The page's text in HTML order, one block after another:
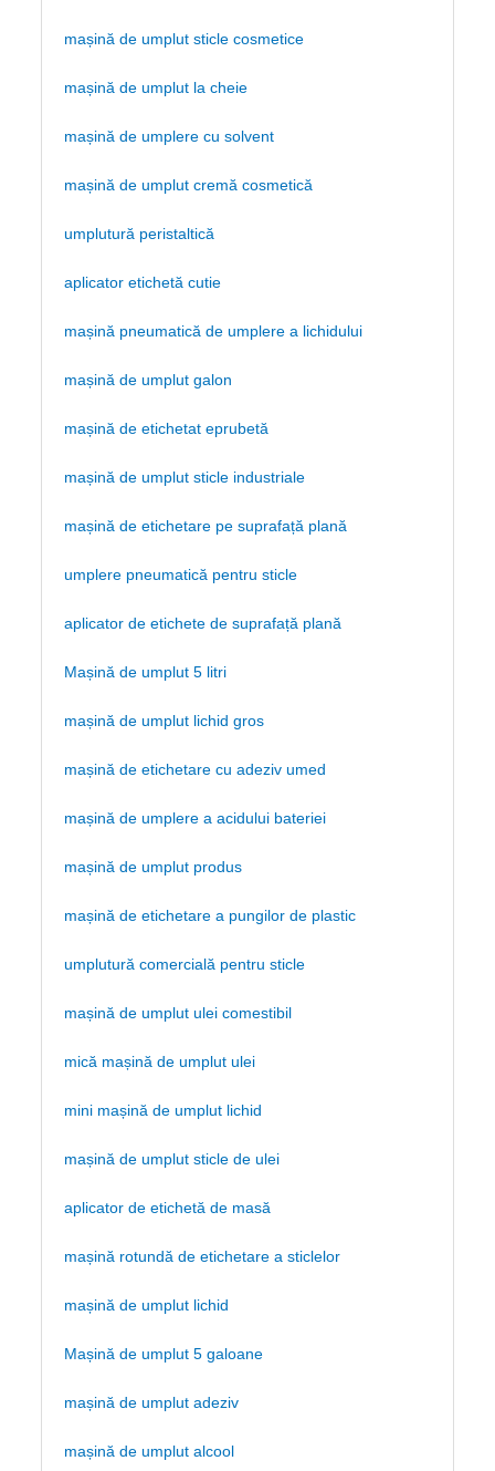
mașină de umplut sticle cosmetice
mașină de umplut la cheie
mașină de umplere cu solvent
mașină de umplut cremă cosmetică
umplutură peristaltică
aplicator etichetă cutie
mașină pneumatică de umplere a lichidului
mașină de umplut galon
mașină de etichetat eprubetă
mașină de umplut sticle industriale
mașină de etichetare pe suprafață plană
umplere pneumatică pentru sticle
aplicator de etichete de suprafață plană
Mașină de umplut 5 litri
mașină de umplut lichid gros
mașină de etichetare cu adeziv umed
mașină de umplere a acidului bateriei
mașină de umplut produs
mașină de etichetare a pungilor de plastic
umplutură comercială pentru sticle
mașină de umplut ulei comestibil
mică mașină de umplut ulei
mini mașină de umplut lichid
mașină de umplut sticle de ulei
aplicator de etichetă de masă
mașină rotundă de etichetare a sticlelor
mașină de umplut lichid
Mașină de umplut 5 galoane
mașină de umplut adeziv
mașină de umplut alcool